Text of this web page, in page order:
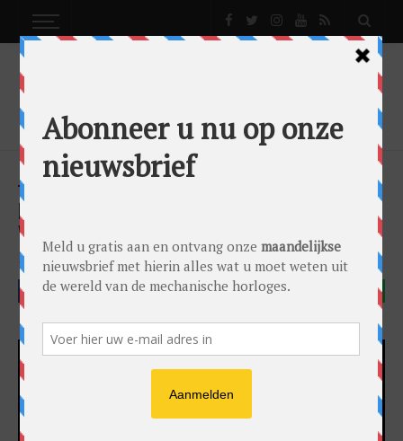
MAURICE LACROIX AIKON MERCURY:
VALLENDE WIJZERS!
News by 0024 Editorial Team on 09/04/2019 Maurice Lacroix
FACEBOOK